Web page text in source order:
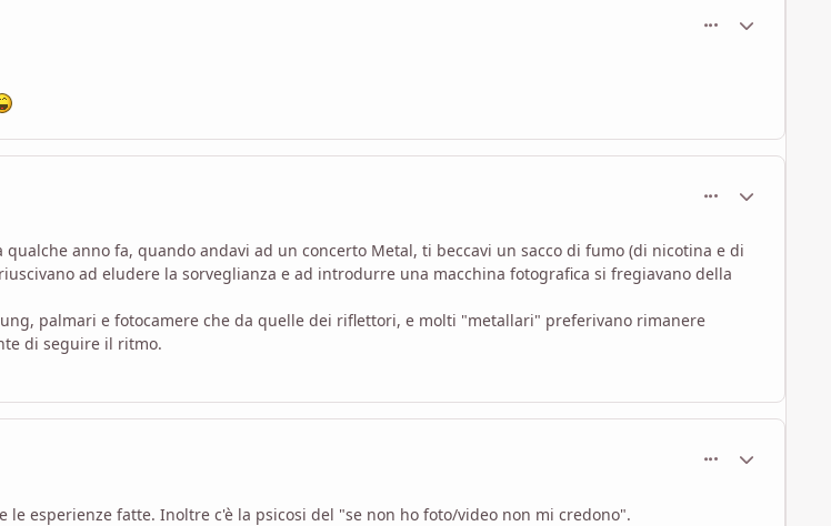
anno fa, quando andavi ad un concerto Metal, ti beccavi un sacco di fumo (di nicotina e di
ad eludere la sorveglianza e ad introdurre una macchina fotografica si fregiavano della
palmari e fotocamere che da quelle dei riflettori, e molti "metallari" preferivano rimanere
di seguire il ritmo.
esperienze fatte. Inoltre c'è la psicosi del "se non ho foto/video non mi credono".